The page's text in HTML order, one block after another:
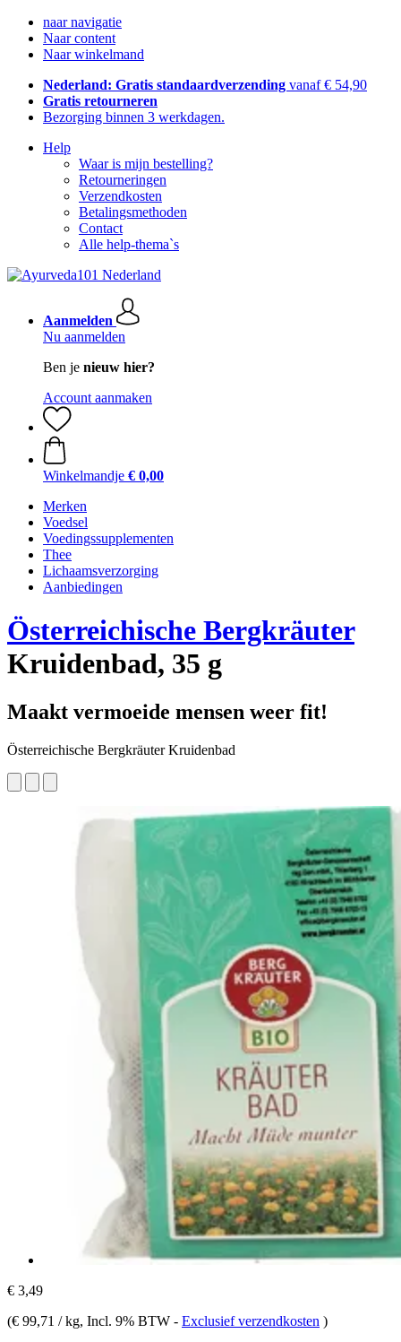
naar navigatie
Naar content
Naar winkelmand
Nederland: Gratis standaardverzending vanaf € 54,90
Gratis retourneren
Bezorging binnen 3 werkdagen.
Help
Waar is mijn bestelling?
Retourneringen
Verzendkosten
Betalingsmethoden
Contact
Alle help-thema`s
Aanmelden
Nu aanmelden
Ben je nieuw hier?
Account aanmaken
Winkelmandje € 0,00
Merken
Voedsel
Voedingssupplementen
Thee
Lichaamsverzorging
Aanbiedingen
Österreichische Bergkräuter
Kruidenbad, 35 g
Maakt vermoeide mensen weer fit!
Österreichische Bergkräuter Kruidenbad
€ 3,49
(€ 99,71 / kg, Incl. 9% BTW - Exclusief verzendkosten )